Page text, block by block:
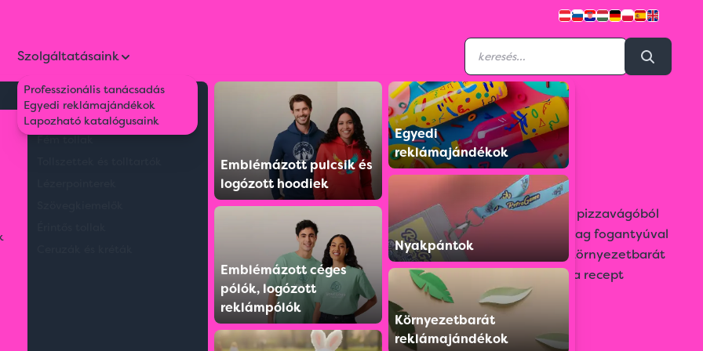
Környezetbarát tollak
Műanyag tollak
Fém tollak
Emblémázott pulcsik és
logózott hoodiek
Emblémázott céges
pólók, logózott
reklámpólók
Egyedi
reklámajándékok
Nyakpántok
Környezetbarát
reklámajándékok
Szolgáltatásaink
Professzionális tanácsadás
Egyedi reklámajándékok
Lapozható katalógusaink
8056003
Pizza készlet
2 darabos pizza készlet, amely egy pizzavágóból
és egy késből áll, mindkettő műanyag fogantyúval
és rozsdamentes acél vágóéllel. A környezetbarát
csomagoláson belül egy finom pizza recept
található.
Színválaszték: